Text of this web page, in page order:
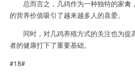
总而言之，几鸡作为一种独特的家禽
的营养价值吸引了越来越多人的喜爱。
同时，对几鸡养殖方式的关注也为提
者的健康打下了重要基础。
#18#